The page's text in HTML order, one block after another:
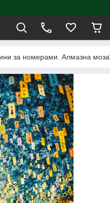
за номерами. Алмазна